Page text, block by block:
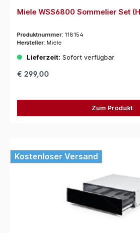
Miele WSS6800 Sommelier Set
Produktnummer: 118154
Hersteller: Miele
Lieferzeit: Sofort verfügbar
€ 299,00
Zum Produkt
Kostenloser Versand